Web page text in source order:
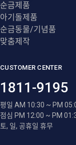
순금제품
아기돌제품
순금동물/기념품
맞춤제작
CUSTOMER CENTER
1811-9195
평일 AM 10:30 ~ PM
점심 PM 12:00 ~ PM
토, 일, 공휴일 휴무